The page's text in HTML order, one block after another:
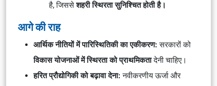
है, जिससेशहरी स्थिरता सुनिश्चित होती है।
आगे की राह
आर्थिक नीतियों में पारिस्थितिकी का एकीकरण: सरकारों को
विकास योजनाओं में स्थिरता को प्राथमिकतादेनी चाहिए।
हरित प्रौद्योगिकी को बढ़ावा देना: नवीकरणीय ऊर्जा और